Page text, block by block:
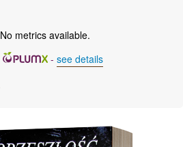
No metrics available.
- see details